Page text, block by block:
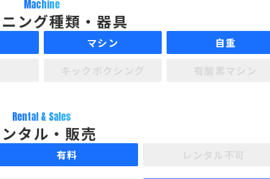
Machine
ング種類・器具
マシン
自重
Rental & Sales
タル・販売
有料